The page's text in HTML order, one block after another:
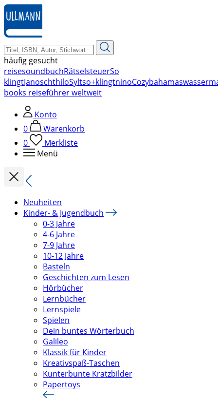
zum
Hauptinhalt
springen
häufig gesucht
reisesoundbuchRätselsteuerSo
klingtJanoschthiloSyltso+klingtninoCozybahamas
books reiseführer weltweit
Konto
0
Warenkorb
0
Merkliste
Menü
Neuheiten
Kinder- & Jugendbuch
0-3 Jahre
4-6 Jahre
7-9 Jahre
10-12 Jahre
Basteln
Geschichten zum Lesen
Hörbücher
Lernbücher
Lernspiele
Spielen
Dein buntes Wörterbuch
Galileo
Klassik für Kinder
Kreativspaß-Taschen
Kunterbunte Kratzbilder
Papertoys